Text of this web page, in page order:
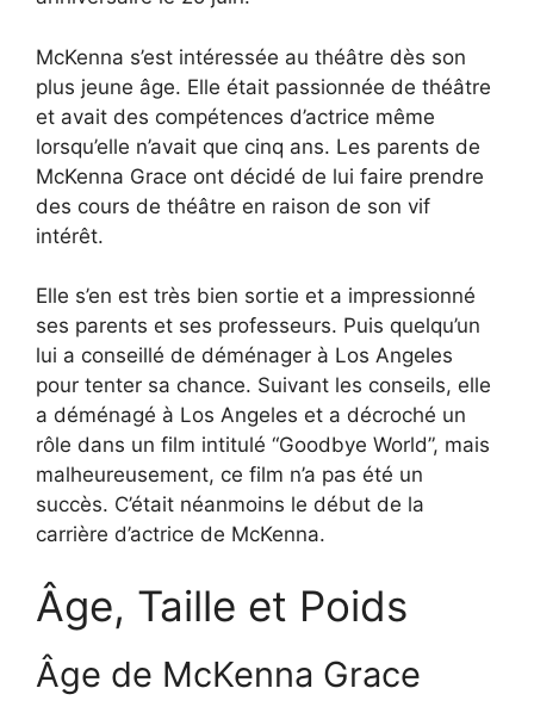
McKenna s’est intéressée au théâtre dès son
plus jeune âge. Elle était passionnée de théâtre
et avait des compétences d’actrice même
lorsqu’elle n’avait que cinq ans. Les parents de
McKenna Grace ont décidé de lui faire prendre
des cours de théâtre en raison de son vif
intérêt.
Elle s’en est très bien sortie et a impressionné
ses parents et ses professeurs. Puis quelqu’un
lui a conseillé de déménager à Los Angeles
pour tenter sa chance. Suivant les conseils, elle
a déménagé à Los Angeles et a décroché un
rôle dans un film intitulé “Goodbye World”, mais
malheureusement, ce film n’a pas été un
succès. C’était néanmoins le début de la
carrière d’actrice de McKenna.
Âge, Taille et Poids
Âge de McKenna Grace